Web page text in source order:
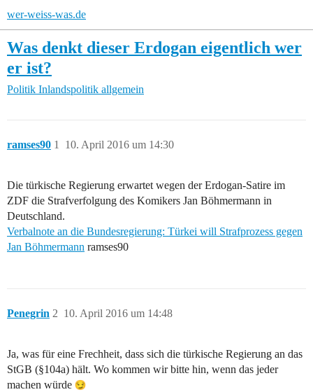
wer-weiss-was.de
Was denkt dieser Erdogan eigentlich wer
er ist?
Politik Inlandspolitik allgemein
ramses90 10. April 2016 um 14:30
1
Die türkische Regierung erwartet wegen der Erdogan-Satire im
ZDF die Strafverfolgung des Komikers Jan Böhmermann in
Deutschland.
Verbalnote an die Bundesregierung: Türkei will Strafprozess gegen
Jan Böhmermann ramses90
Penegrin 10. April 2016 um 14:48
2
Ja, was für eine Frechheit, dass sich die türkische Regierung an das
StGB (§104a) hält. Wo kommen wir bitte hin, wenn das jeder
machen würde